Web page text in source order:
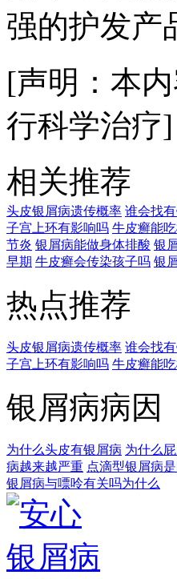
强的护发产
[声明：本
行科学治疗]
相关推荐
头皮银屑病遗传概率 谁会找
子宫上环有影响吗 牛皮癣能
节炎 银屑病能做身体排酸 银
早期 牛皮癣会传染孩子吗 银
热点推荐
头皮银屑病遗传概率 谁会找
子宫上环有影响吗 牛皮癣能
银屑病病因
为什么头皮有银屑病 为什么
病越来越严重 点滴型银屑病
银屑病与嘌呤有关吗为什么